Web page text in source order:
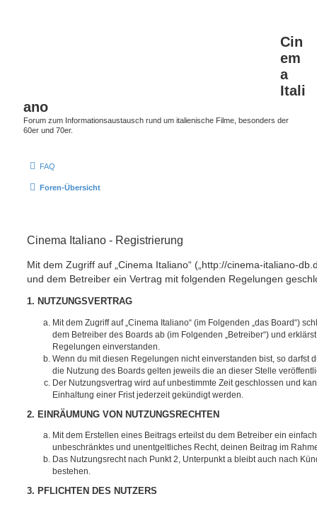
Cin
em
a
Itali
ano
Forum zum Informationsaustausch rund um italienische Filme, besonders der
60er und 70er.
FAQ
Foren-Übersicht
Cinema Italiano - Registrierung
Mit dem Zugriff auf „Cinema Italiano“ („http://cinema-italiano-
und dem Betreiber ein Vertrag mit folgenden Regelungen
1. NUTZUNGSVERTRAG
Mit dem Zugriff auf „Cinema Italiano“ (im Folgenden „das Board“)
dem Betreiber des Boards ab (im Folgenden „Betreiber“) und
Regelungen einverstanden.
Wenn du mit diesen Regelungen nicht einverstanden bist, so darfst
die Nutzung des Boards gelten jeweils die an dieser Stelle
Der Nutzungsvertrag wird auf unbestimmte Zeit geschlossen und
Einhaltung einer Frist jederzeit gekündigt werden.
2. EINRÄUMUNG VON NUTZUNGSRECHTEN
Mit dem Erstellen eines Beitrags erteilst du dem Betreiber ein
unbeschränktes und unentgeltliches Recht, deinen Beitrag im
Das Nutzungsrecht nach Punkt 2, Unterpunkt a bleibt auch nach
bestehen.
3. PFLICHTEN DES NUTZERS